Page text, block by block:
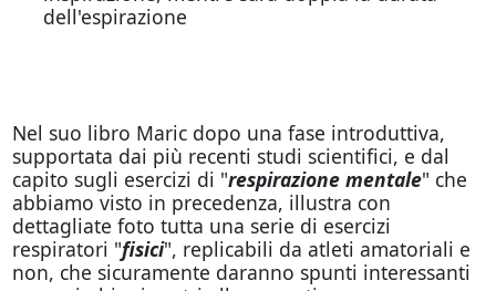
dell'espirazione
Nel suo libro Maric dopo una fase introduttiva,
supportata dai più recenti studi scientifici, e dal
capito sugli esercizi di "respirazione mentale" che
abbiamo visto in precedenza, illustra con
dettagliate foto tutta una serie di esercizi
respiratori "fisici", replicabili da atleti amatoriali e
non, che sicuramente daranno spunti interessanti